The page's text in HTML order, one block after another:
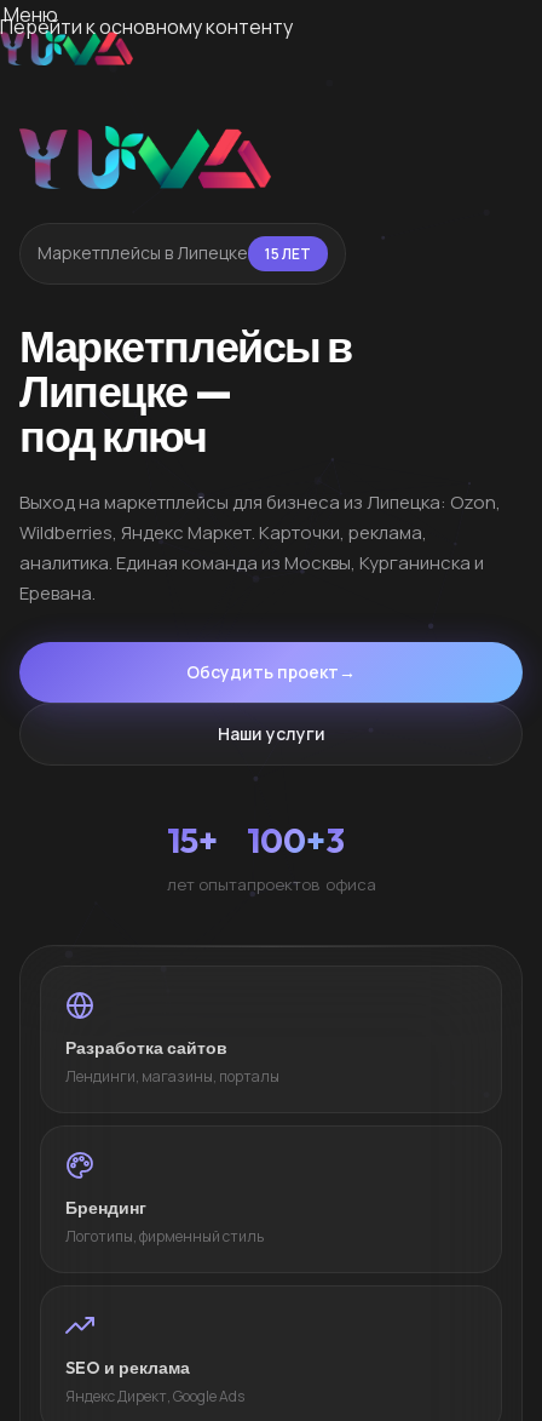
Перейти к основному контенту
Меню
Маркетплейсы в Липецке 15 ЛЕТ
Маркетплейсы в
Липецке —
под ключ
Выход на маркетплейсы для бизнеса из Липецка: Ozon,
Wildberries, Яндекс Маркет. Карточки, реклама,
аналитика. Единая команда из Москвы, Курганинска и
Еревана.
Обсудить проект →
Наши услуги
15+
лет опыта
100+
проектов
3
офиса
Разработка сайтов
Лендинги, магазины, порталы
Брендинг
Логотипы, фирменный стиль
SEO и реклама
Яндекс Директ, Google Ads